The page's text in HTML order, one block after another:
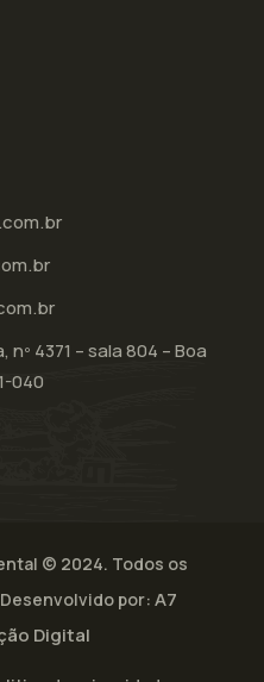
nº 4371 – sala 804 – Boa
040
© 2024. Todos os
por: A7
Digital